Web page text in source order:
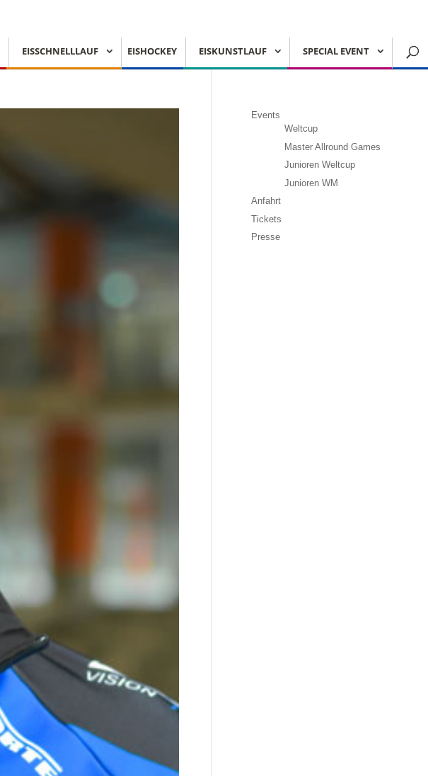
EISSCHNELLLAUF EISHOCKEY EISKUNSTLAUF SPECIAL EVENT
Events
Weltcup
Master Allround Games
Junioren Weltcup
Junioren WM
Anfahrt
Tickets
Presse